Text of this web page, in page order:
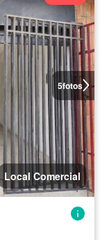
5fotos
Local Comercial